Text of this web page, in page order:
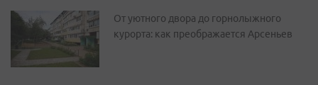
От уютного двора до горнолыжного
курорта: как преображается Арсеньев